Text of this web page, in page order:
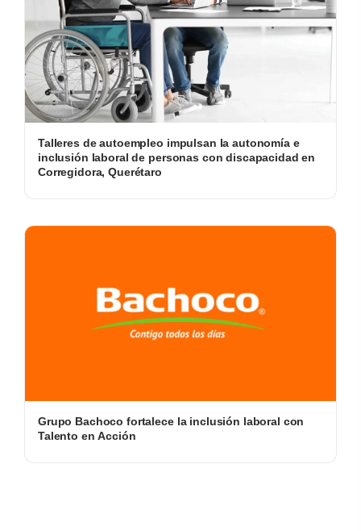
Talleres de autoempleo impulsan la autonomía e
inclusión laboral de personas con discapacidad en
Corregidora, Querétaro
Grupo Bachoco fortalece la inclusión laboral con
Talento en Acción